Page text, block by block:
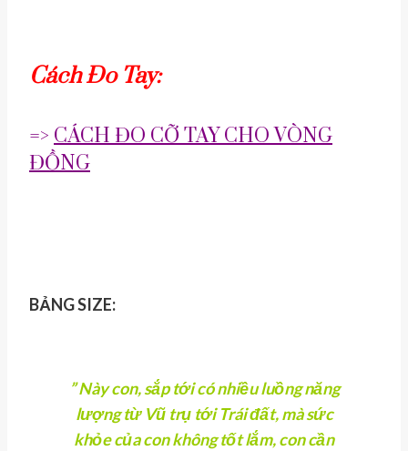
Cách Đo Tay:
=> CÁCH ĐO CỠ TAY CHO VÒNG
ĐỒNG
BẢNG SIZE:
” Này con, sắp tới có nhiều luồng năng
lượng từ Vũ trụ tới Trái đất, mà sức
khỏe của con không tốt lắm, con cần